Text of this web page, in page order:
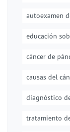
autoexamen
educación
cáncer de
causas del
diagnóstico
tratamiento